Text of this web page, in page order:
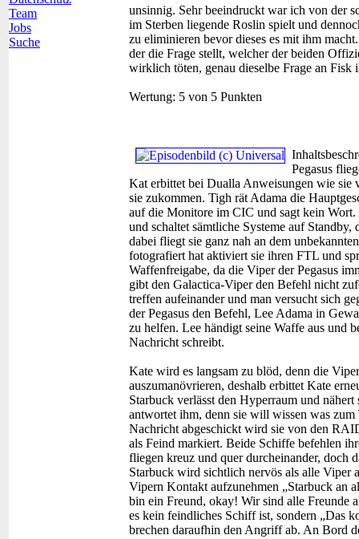
Team
Jobs
Suche
unsinnig. Sehr beeindruckt war ich von der
im Sterben liegende Roslin spielt und
zu eliminieren bevor dieses es mit ihm
der die Frage stellt, welcher der beiden
wirklich töten, genau dieselbe Frage an Fisk
Wertung: 5 von 5 Punkten
Pegasus
Kat erbittet bei Dualla Anweisungen wie sie
sie zukommen. Tigh rät Adama die
auf die Monitore im CIC und sagt kein
und schaltet sämtliche Systeme auf
dabei fliegt sie ganz nah an dem
fotografiert hat aktiviert sie ihren FTL und
Waffenfreigabe, da die Viper der Pegasus
gibt den Galactica-Viper den Befehl nicht
treffen aufeinander und man versucht sich
der Pegasus den Befehl, Lee Adama in
zu helfen. Lee händigt seine Waffe aus und
Nachricht schreibt.
Kate wird es langsam zu blöd, denn die
auszumanövrieren, deshalb erbittet Kate
Starbuck verlässt den Hyperraum und
antwortet ihm, denn sie will wissen was
Nachricht abgeschickt wird sie von den
als Feind markiert. Beide Schiffe befehlen
fliegen kreuz und quer durcheinander, doch
Starbuck wird sichtlich nervös als alle Viper
Vipern Kontakt aufzunehmen „Starbuck an
bin ein Freund, okay! Wir sind alle Freunde
es kein feindliches Schiff ist, sondern „Das
brechen daraufhin den Angriff ab. An Bord